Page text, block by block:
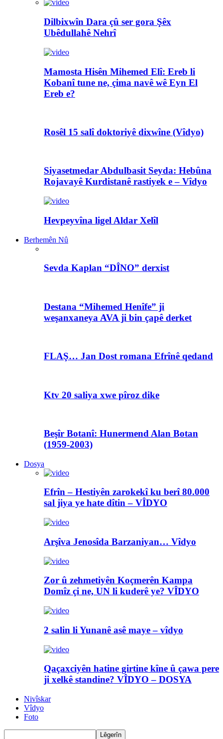
Dilbixwîn Dara çû ser gora Şêx
Ubêdullahê Nehrî
Mamosta Hisên Mihemed Elî: Ereb li
Kobanî tune ne, çima navê wê Eyn El
Ereb e?
Rosêl 15 salî doktoriyê dixwîne (Vîdyo)
Siyasetmedar Abdulbasit Seyda: Hebûna
Rojavayê Kurdistanê rastiyek e – Vîdyo
Hevpeyvîna ligel Aldar Xelîl
Berhemên Nû
Sevda Kaplan “DÎNO” derxist
Destana “Mihemed Henîfe” ji
weşanxaneya AVA ji bin çapê derket
FLAŞ… Jan Dost romana Efrînê qedand
Ktv 20 saliya xwe pîroz dike
Beşîr Botanî: Hunermend Alan Botan
(1959-2003)
Dosya
Efrîn – Hestiyên zarokekî ku berî 80.000
sal jiya ye hate dîtin – VÎDYO
Arşîva Jenosîda Barzaniyan… Vîdyo
Zor û zehmetiyên Koçmerên Kampa
Domîz çi ne, UN li kuderê ye? VÎDYO
2 salin li Yunanê asê maye – vîdyo
Qaçaxciyên hatine girtine kîne û çawa pere
ji xelkê standine? VÎDYO – DOSYA
Nivîskar
Vîdyo
Foto